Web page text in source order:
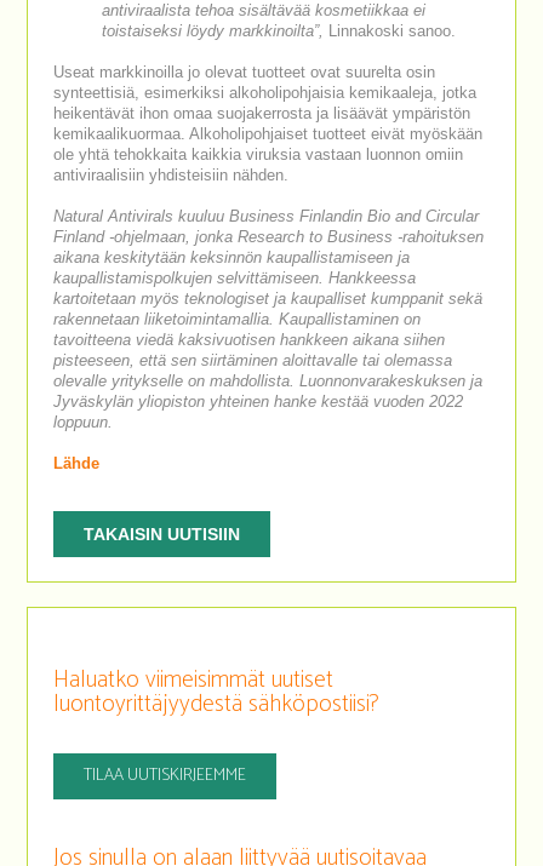
antiviraalista tehoa sisältävää kosmetiikkaa ei
toistaiseksi löydy markkinoilta”, Linnakoski sanoo.
Useat markkinoilla jo olevat tuotteet ovat suurelta osin
synteettisiä, esimerkiksi alkoholipohjaisia kemikaaleja, jotka
heikentävät ihon omaa suojakerrosta ja lisäävät ympäristön
kemikaalikuormaa. Alkoholipohjaiset tuotteet eivät myöskään
ole yhtä tehokkaita kaikkia viruksia vastaan luonnon omiin
antiviraalisiin yhdisteisiin nähden.
Natural Antivirals kuuluu Business Finlandin Bio and Circular
Finland -ohjelmaan, jonka Research to Business -rahoituksen
aikana keskitytään keksinnön kaupallistamiseen ja
kaupallistamispolkujen selvittämiseen. Hankkeessa
kartoitetaan myös teknologiset ja kaupalliset kumppanit sekä
rakennetaan liiketoimintamallia. Kaupallistaminen on
tavoitteena viedä kaksivuotisen hankkeen aikana siihen
pisteeseen, että sen siirtäminen aloittavalle tai olemassa
olevalle yritykselle on mahdollista. Luonnonvarakeskuksen ja
Jyväskylän yliopiston yhteinen hanke kestää vuoden 2022
loppuun.
Lähde
TAKAISIN UUTISIIN
Haluatko viimeisimmät uutiset
luontoyrittäjyydestä sähköpostiisi?
TILAA UUTISKIRJEEMME